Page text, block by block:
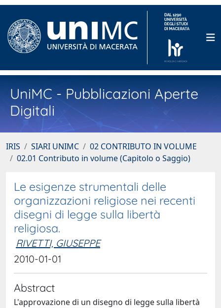
UniMC - Pubblicazioni Aperte
Digitali
IRIS SIARI UNIMC
02 CONTRIBUTO IN VOLUME
02.01 Contributo in volume (Capitolo o Saggio)
Le esigenze strumentali delle
organizzazioni religiose nei recenti
disegni di legge sulla libertà
religiosa.
RIVETTI, GIUSEPPE
2010-01-01
Abstract
L'approvazione di un disegno di legge sulla libertà